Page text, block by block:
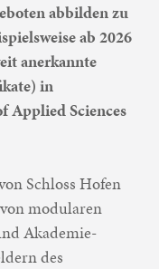
abbilden zu
ab 2026
anerkannte
in
Applied Sciences
Schloss Hofen
modularen
Akademie-
des